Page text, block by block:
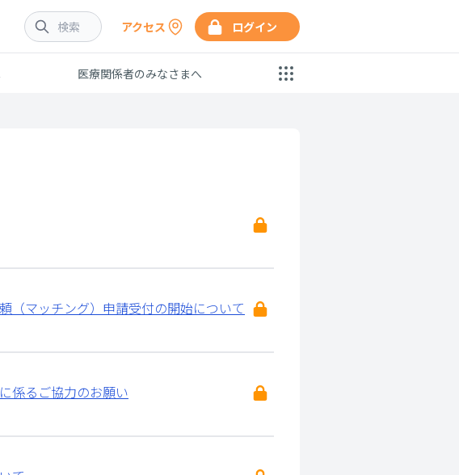
アクセス ログイン
医療関係者のみなさまへ
（マッチング）申請受付の開始について
係るご協力のお願い